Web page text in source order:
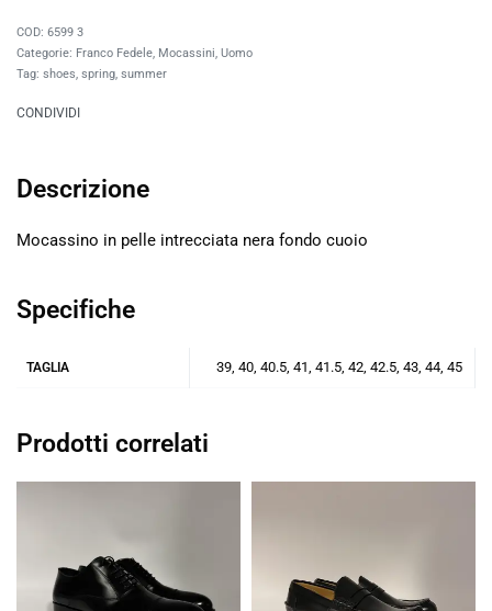
6599 3
Categorie: Franco Fedele, Mocassini, Uomo
Tag: shoes, spring, summer
CONDIVIDI
Descrizione
Mocassino in pelle intrecciata nera fondo cuoio
Specifiche
TAGLIA 39, 40, 40.5, 41, 41.5, 42, 42.5, 43, 44, 45
Prodotti correlati